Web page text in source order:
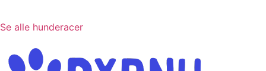
Se alle hunderacer